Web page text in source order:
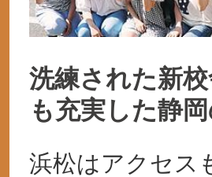
洗練された新
も充実した静
浜松はアクセス